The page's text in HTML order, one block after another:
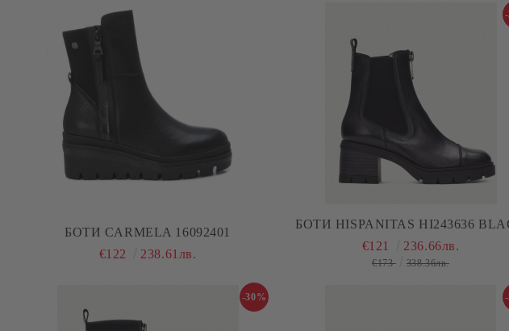
БОТИ CARMELA 16092401
€122
238.61лв.
БОТИ HISPANITAS HI243636
€121 236.66лв.
€173 338.36лв.
-30%